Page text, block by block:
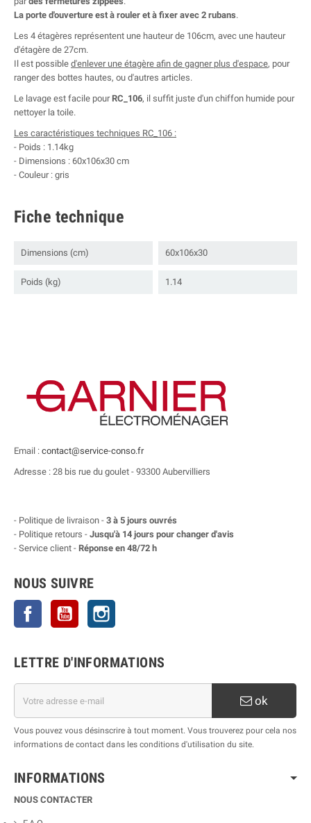
La porte d'ouverture est à rouler et à fixer avec 2 rubans.
Les 4 étagères représentent une hauteur de 106cm, avec une hauteur
d'étagère de 27cm.
Il est possible d'enlever une étagère afin de gagner plus d'espace, pour
ranger des bottes hautes, ou d'autres articles.
Le lavage est facile pour RC_106, il suffit juste d'un chiffon humide pour
nettoyer la toile.
Les caractéristiques techniques RC_106 :
- Poids : 1.14kg
- Dimensions : 60x106x30 cm
- Couleur : gris
Fiche technique
Dimensions (cm) 60x106x30
Poids (kg) 1.14
Email : contact@service-conso.fr
Adresse : 28 bis rue du goulet - 93300 Aubervilliers
- Politique de livraison - 3 à 5 jours ouvrés
- Politique retours - Jusqu'à 14 jours pour changer d'avis
- Service client - Réponse en 48/72 h
NOUS SUIVRE
Facebook YouTube
LETTRE D'INFORMATIONS
ok
Vous pouvez vous désinscrire à tout moment. Vous trouverez pour cela nos
informations de contact dans les conditions d'utilisation du site.
INFORMATIONS
NOUS CONTACTER